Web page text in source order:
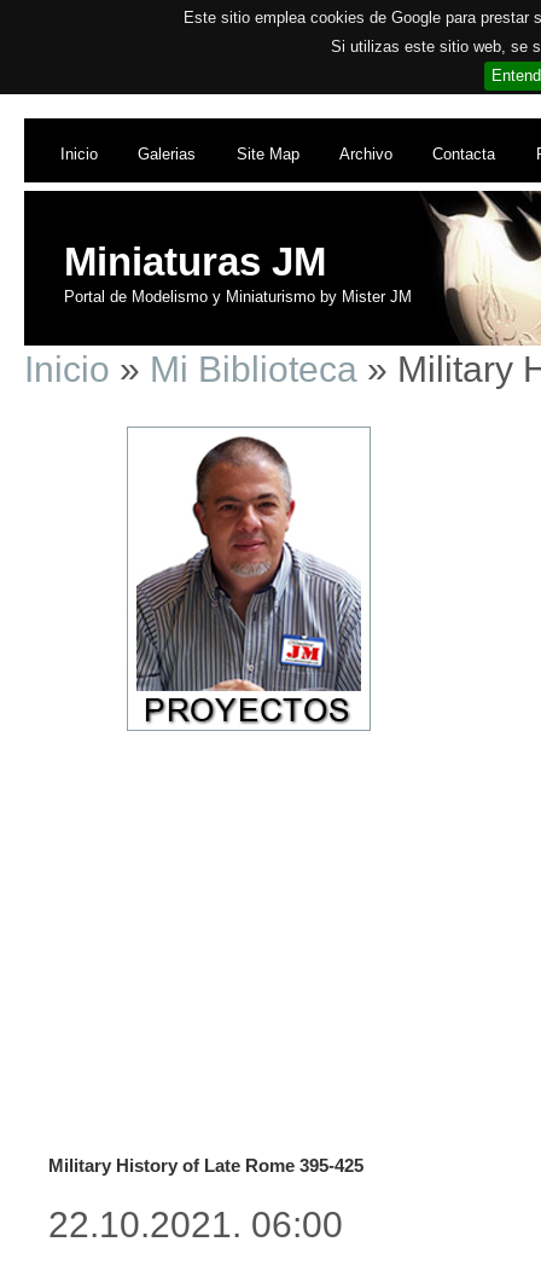
Este sitio emplea cookies de Google para
Si utilizas este sitio web, se
Inicio Galerias Site Map Archivo Contacta
Miniaturas JM
Portal de Modelismo y Miniaturismo by Mister JM
Inicio » Mi Biblioteca » Military
Military History of Late Rome 395-425
22.10.2021. 06:00